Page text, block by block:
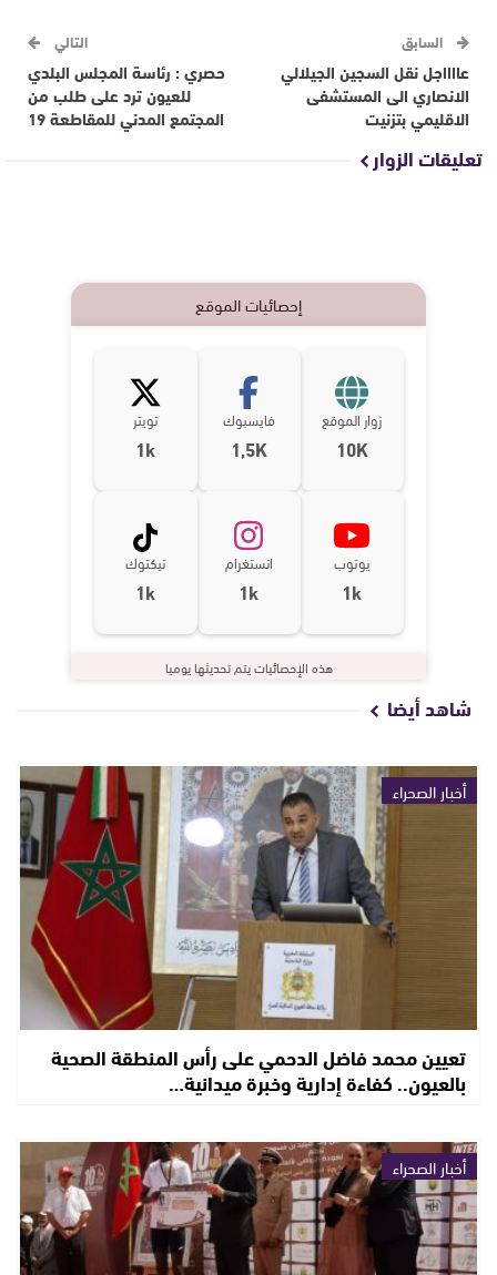
السابق
عااااجل نقل السجين الجيلالي
الانصاري الى المستشفى
الاقليمي بتزنيت
التالي
حصري : رئاسة المجلس البلدي
للعيون ترد على طلب من
المجتمع المدني للمقاطعة 19
تعليقات الزوار
إحصائيات الموقع
زوار الموقع
10K
فايسبوك
1,5K
تويتر
1k
يوتوب
1k
انستغرام
1k
تيكتوك
1k
هذه الإحصائيات يتم تحديثها يوميا
شاهد أيضا
أخبار الصحراء
تعيين محمد فاضل الدحمي على رأس المنطقة الصحية
بالعيون.. كفاءة إدارية وخبرة ميدانية…
أخبار الصحراء